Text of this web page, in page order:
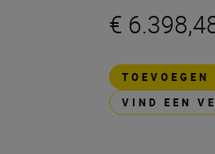
€
VIND EEN